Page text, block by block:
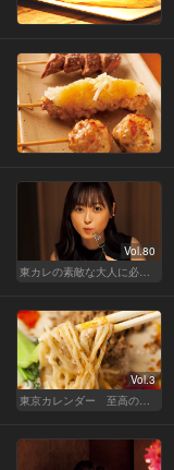
Vol.80
東カレの素敵な大人に必要なこと
Vol.3
東京カレンダー 至高の名店シリーズ